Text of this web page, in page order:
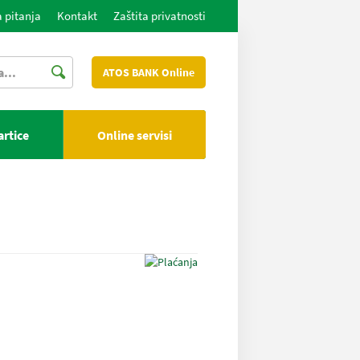
pitanja Kontakt Zaštita privatnosti
ATOS BANK Online
Online servisi